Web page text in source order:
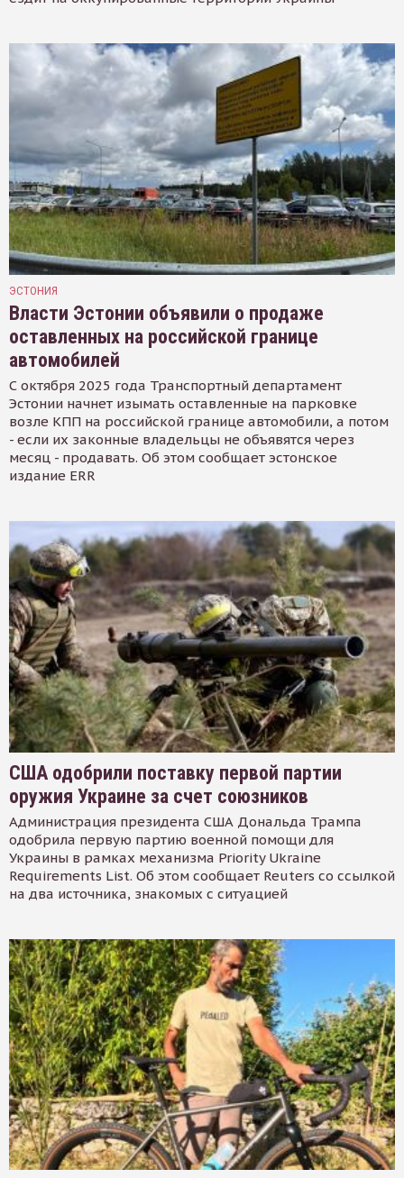
ЭСТОНИЯ
Власти Эстонии объявили о продаже
оставленных на российской границе
автомобилей
С октября 2025 года Транспортный департамент
Эстонии начнет изымать оставленные на парковке
возле КПП на российской границе автомобили, а потом
- если их законные владельцы не объявятся через
месяц - продавать. Об этом сообщает эстонское
издание ERR
США одобрили поставку первой партии
оружия Украине за счет союзников
Администрация президента США Дональда Трампа
одобрила первую партию военной помощи для
Украины в рамках механизма Priority Ukraine
Requirements List. Об этом сообщает Reuters со ссылкой
на два источника, знакомых с ситуацией